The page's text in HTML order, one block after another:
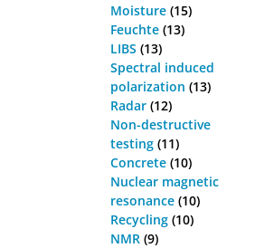
Moisture (15)
Feuchte (13)
LIBS (13)
Spectral induced
polarization (13)
Radar (12)
Non-destructive
testing (11)
Concrete (10)
Nuclear magnetic
resonance (10)
Recycling (10)
NMR (9)